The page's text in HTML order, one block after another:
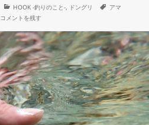
カ
ゴ
ー
HOOK -釣りのこと-, ドングリ
タ
グ
アマ
腕の差を痛感した日川 に
コメントを残す